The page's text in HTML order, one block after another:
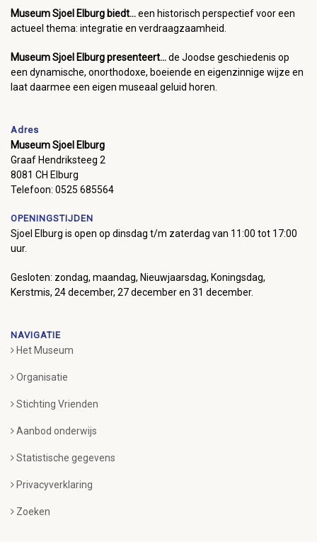
Museum Sjoel Elburg biedt...een historisch perspectief voor een
actueel thema: integratie en verdraagzaamheid.
Museum Sjoel Elburg presenteert...de Joodse geschiedenis op
een dynamische, onorthodoxe, boeiende en eigenzinnige wijze en
laat daarmee een eigen museaal geluid horen.
Adres
Museum Sjoel Elburg
Graaf Hendriksteeg 2
8081 CH Elburg
Telefoon: 0525 685564
OPENINGSTIJDEN
Sjoel Elburg is open op dinsdag t/m zaterdag van 11:00 tot 17:00
uur.
Gesloten: zondag, maandag, Nieuwjaarsdag, Koningsdag,
Kerstmis, 24 december, 27 december en 31 december.
NAVIGATIE
Het Museum
Organisatie
Stichting Vrienden
Aanbod onderwijs
Statistische gegevens
Privacyverklaring
Zoeken